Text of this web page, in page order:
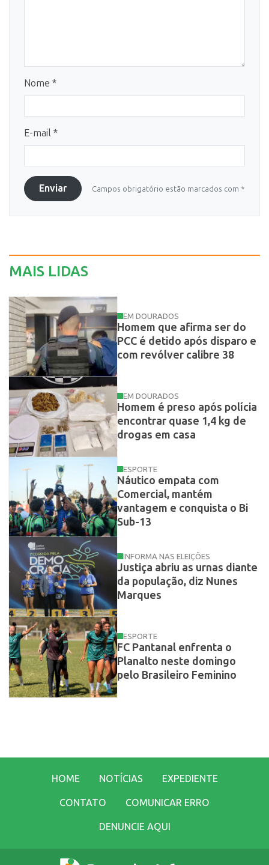
Nome *
E-mail *
Enviar Campos obrigatório estão marcados com *
MAIS LIDAS
EM DOURADOS
Homem que afirma ser do
PCC é detido após disparo e
com revólver calibre 38
EM DOURADOS
Homem é preso após polícia
encontrar quase 1,4 kg de
drogas em casa
ESPORTE
Náutico empata com
Comercial, mantém
vantagem e conquista o Bi
Sub-13
INFORMA NAS ELEIÇÕES
Justiça abriu as urnas diante
da população, diz Nunes
Marques
ESPORTE
FC Pantanal enfrenta o
Planalto neste domingo
pelo Brasileiro Feminino
HOME NOTÍCIAS EXPEDIENTE
CONTATO COMUNICAR ERRO
DENUNCIE AQUI